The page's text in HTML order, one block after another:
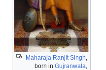
Maharaja Ranjit Singh,
born in Gujranwala,